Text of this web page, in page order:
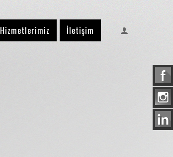
Hizmetlerimiz İletişim